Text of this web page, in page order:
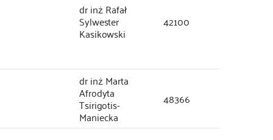
dr inż. Rafał
Sylwester
Kasikowski
42100
dr inż. Marta
Afrodyta
Tsirigotis-
Maniecka
48366